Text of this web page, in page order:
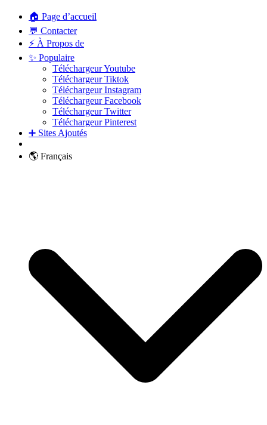
🏠 Page d’accueil
💬 Contacter
⚡ À Propos de
✨ Populaire
Téléchargeur Youtube
Téléchargeur Tiktok
Téléchargeur Instagram
Téléchargeur Facebook
Téléchargeur Twitter
Téléchargeur Pinterest
➕ Sites Ajoutés
🌎 Français